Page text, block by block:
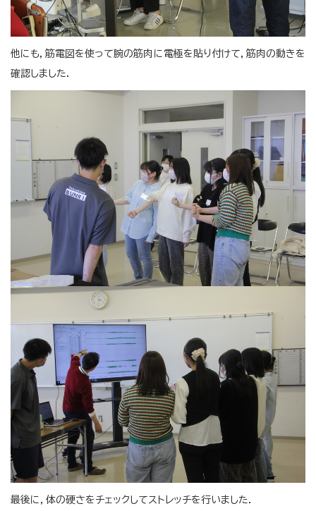
他にも，筋電図を使って腕の筋肉に電極を貼り付けて，筋肉の動きを
確認しました．
最後に，体の硬さをチェックしてストレッチを行いました．